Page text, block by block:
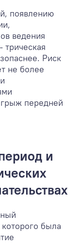
появлению
ведения
Риск
не более
грыж передней
и
была